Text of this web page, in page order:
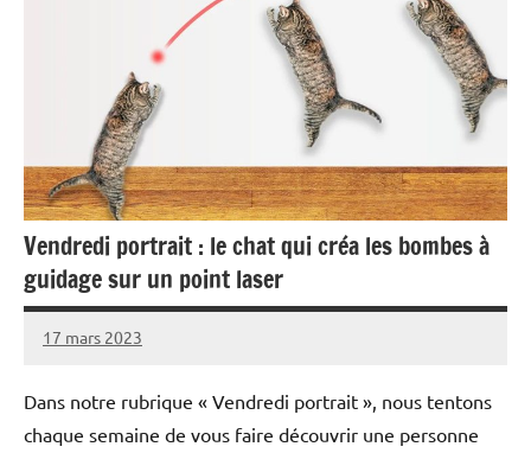
Vendredi portrait : le chat qui créa les bombes à
guidage sur un point laser
17 mars 2023
Caporal
Aucun
Dans notre rubrique « Vendredi portrait », nous tentons
chaque semaine de vous faire découvrir une personne